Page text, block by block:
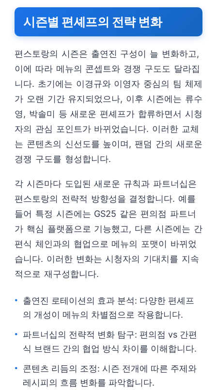
시즌별 편셰프의 전략 변화
편스토랑의 시즌은 출연진 구성이 늘 변화하고,
이에 따라 메뉴의 콘셉트와 경쟁 구도도 달라집
니다. 초기에는 이경규와 이영자 중심의 팀 체제
가 오랜 기간 유지되었으나, 이후 시즌에는 류수
영, 박솔미 등 새로운 편셰프가 합류하면서 시청
자의 관심 포인트가 바뀌었습니다. 이러한 교체
는 콘텐츠의 신선도를 높이며, 팬덤 간의 새로운
경쟁 구도를 형성합니다.
각 시즌마다 도입된 새로운 규칙과 파트너십은
편스토랑의 전략적 방향성을 결정합니다. 예를
들어 특정 시즌에는 GS25 같은 편의점 파트너
가 핵심 플랫폼으로 기능했고, 다른 시즌에는 간
편식 체인과의 협업으로 메뉴의 포맷이 바뀌었
습니다. 이러한 변화는 시청자의 기대치를 지속
적으로 재구성합니다.
출연진 로테이션의 효과 분석: 다양한 편셰프
의 개성이 메뉴의 차별점으로 작용합니다.
파트너십의 전략적 변화 탐구: 편의점 vs 간편
식 브랜드 간의 협업 방식 차이를 이해합니다.
콘텐츠 리듬의 조정: 시즌 전개에 따른 주제와
레시피의 흐름 변화를 파악합니다.